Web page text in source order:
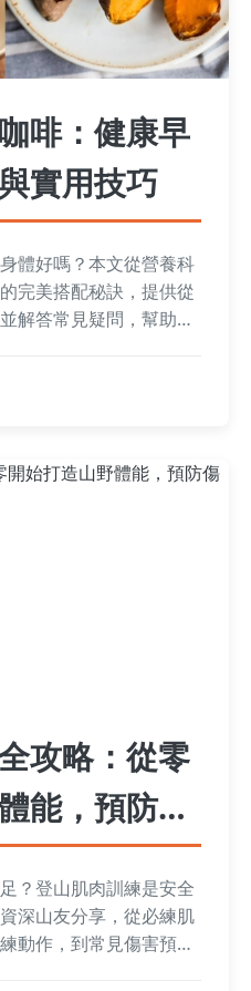
啡：健康早
實用技巧
體好嗎？本文從營養科
完美搭配秘訣，提供從
解答常見疑問，幫助你
攻略：從零
能，預防傷
？登山肌肉訓練是安全
深山友分享，從必練肌
動作，到常見傷害預防